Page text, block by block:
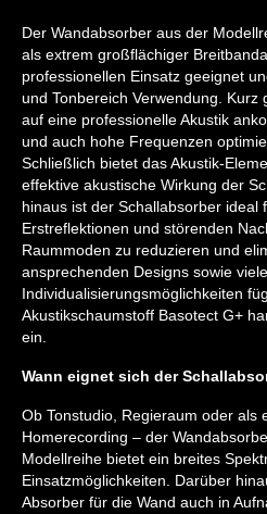
Der Wandabsorber aus der
als extrem großflächiger
professionellen Einsatz geeignet
und Tonbereich Verwendung. Kurz
auf eine professionelle Akustik
und auch hohe Frequenzen
Schließlich bietet das Akustik-
effektive akustische Wirkung der
hinaus ist der Schallabsorber ideal
Erstreflektionen und störenden
Raummoden zu reduzieren und
ansprechenden Designs sowie
Individualisierungsmöglichkeiten
Akustikschaumstoff Basotect G+
ein.
Wann eignet sich der
Ob Tonstudio, Regieraum oder als
Homerecording – der
Modellreihe bietet ein breites
Einsatzmöglichkeiten. Darüber
Absorber für die Wand auch in